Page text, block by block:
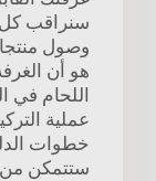
سنراقب
وصول
هو أن
اللحام في
عملية
خطوات
ستتمكن من